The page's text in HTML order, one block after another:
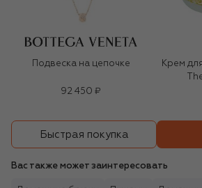
Подвеска на цепочке
92 450 ₽
Крем
Быстрая покупка
Вас также может заинтересовать